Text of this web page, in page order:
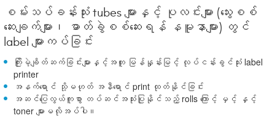
စမ်းသပ်ခန်းသုံး tubes များနှင့် ပုလင်းများ (သွေးစစ်
ဆေးချက်များ၊ ဓာတ်ခွဲစစ်ဆေးရန် နမူနာများ) တွင်
label များကပ်ခြင်း
ကြိုးမဲ့ချိတ်ဆက်ခြင်းများနှင့်အတူ မြန်နှုန်းမြင့် လုပ်ငန်းခွင်သုံး label
printer
အနက်ရောင် သို့မဟုတ် အနီရောင် print ထုတ်နိုင်ခြင်း
အဆင်ပြေလွယ်ကူစွာ တပ်ဆင်အသုံးပြုနိုင်သည့် rolls ကြောင့် မှင့် နှင့်
toner များမလိုအပ်ပါ။